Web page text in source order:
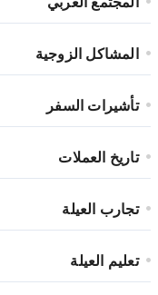
المشاكل الزوجية
تأشيرات السفر
تاريخ العملات
تجارب العيلة
تعليم العيلة